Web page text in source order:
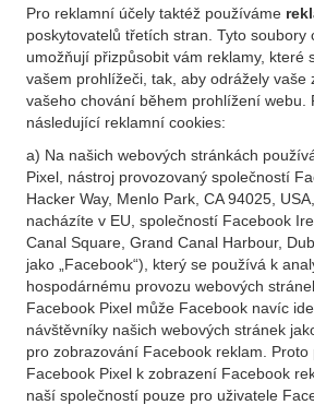
Pro reklamní účely taktéž používáme
poskytovatelů třetích stran. Tyto soubory
umožňují přizpůsobit vám reklamy, které
vašem prohlížeči, tak, aby odrážely vaše
vašeho chování během prohlížení webu.
následující reklamní cookies:
a) Na našich webových stránkách
Pixel, nástroj provozovaný společností
Hacker Way, Menlo Park, CA 94025,
nacházíte v EU, společností Facebook
Canal Square, Grand Canal Harbour,
jako „Facebook“), který se používá k
hospodárnému provozu webových
Facebook Pixel může Facebook navíc
návštěvníky našich webových stránek
pro zobrazování Facebook reklam. Proto
Facebook Pixel k zobrazení Facebook
naší společností pouze pro uživatele